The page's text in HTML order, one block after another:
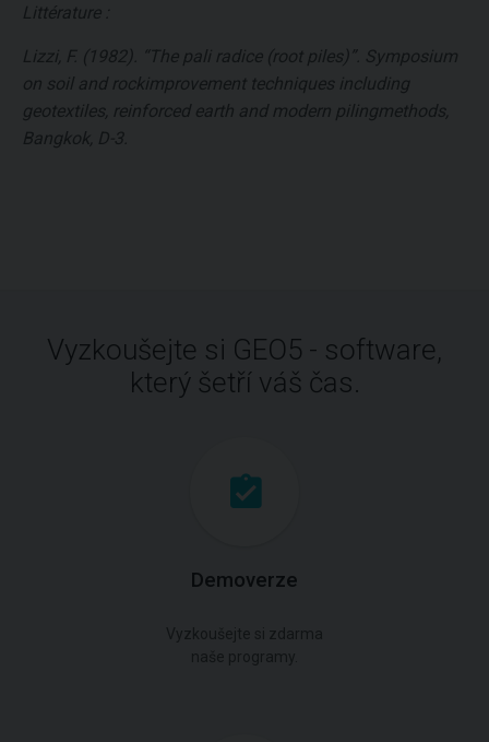
Littérature :
Lizzi, F. (1982). “The pali radice (root piles)”. Symposium
on soil and rockimprovement techniques including
geotextiles, reinforced earth and modern pilingmethods,
Bangkok, D-3.
Vyzkoušejte si GEO5 - software,
který šetří váš čas.
Demoverze